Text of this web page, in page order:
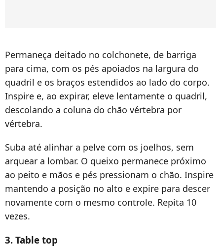
Permaneça deitado no colchonete, de barriga
para cima, com os pés apoiados na largura do
quadril e os braços estendidos ao lado do corpo.
Inspire e, ao expirar, eleve lentamente o quadril,
descolando a coluna do chão vértebra por
vértebra.
Suba até alinhar a pelve com os joelhos, sem
arquear a lombar. O queixo permanece próximo
ao peito e mãos e pés pressionam o chão. Inspire
mantendo a posição no alto e expire para descer
novamente com o mesmo controle. Repita 10
vezes.
3. Table top